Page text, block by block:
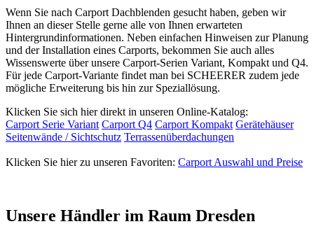
Wenn Sie nach Carport Dachblenden gesucht haben, geben wir
Ihnen an dieser Stelle gerne alle von Ihnen erwarteten
Hintergrundinformationen. Neben einfachen Hinweisen zur Planung
und der Installation eines Carports, bekommen Sie auch alles
Wissenswerte über unsere Carport-Serien Variant, Kompakt und Q4.
Für jede Carport-Variante findet man bei SCHEERER zudem jede
mögliche Erweiterung bis hin zur Speziallösung.
Klicken Sie sich hier direkt in unseren Online-Katalog:
Carport Serie Variant Carport Q4 Carport Kompakt Gerätehäuser
Seitenwände / Sichtschutz Terrassenüberdachungen
Klicken Sie hier zu unseren Favoriten: Carport Auswahl und Preise
Unsere Händler im Raum Dresden